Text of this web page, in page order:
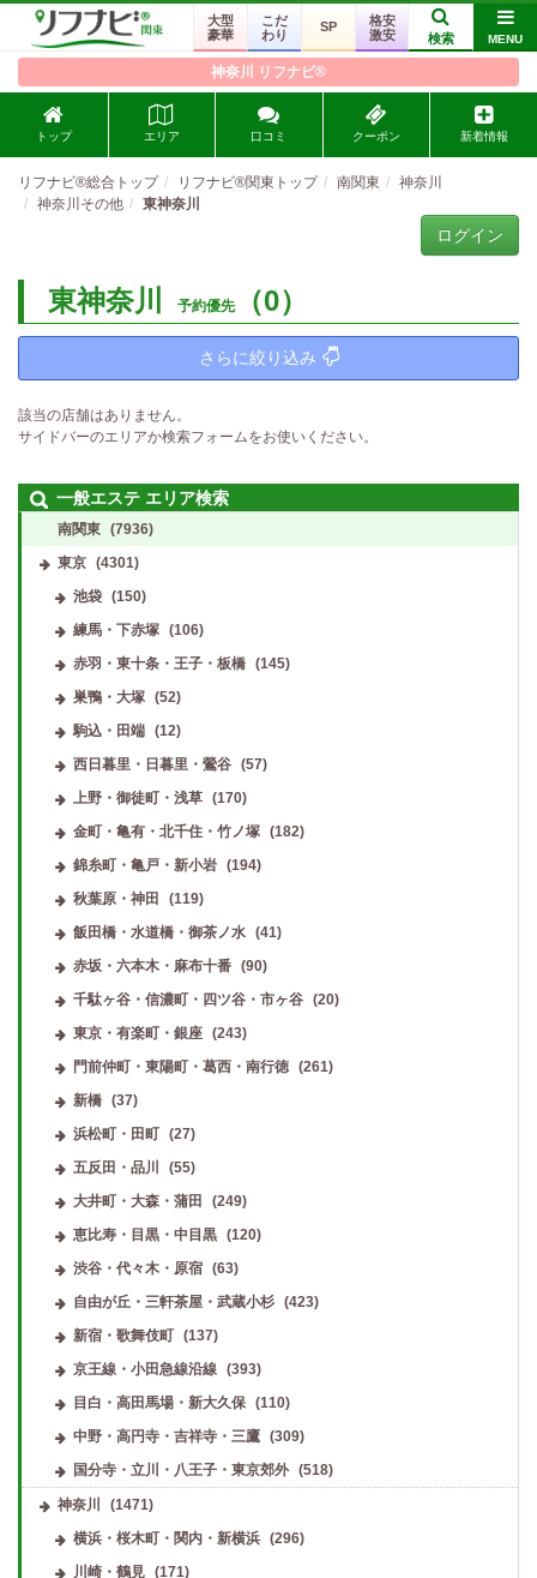
大型
豪華
こだ
わり
SP
格安
激安
検索 MENU
神奈川 リフナビ®
トップ エリア 口コミ クーポン 新着情報
リフナビ®総合トップ リフナビ®関東トップ 南関東
神奈川
神奈川その他
東神奈川
ログイン
東神奈川 予約優先 （0）
さらに絞り込み
該当の店舗はありません。
サイドバーのエリアか検索フォームをお使いください。
一般エステ エリア検索
南関東 (7936)
東京 (4301)
池袋
(150)
練馬・下赤塚
(106)
赤羽・東十条・王子・板橋
(145)
巣鴨・大塚
(52)
駒込・田端
(12)
西日暮里・日暮里・鶯谷
(57)
上野・御徒町・浅草
(170)
金町・亀有・北千住・竹ノ塚
(182)
錦糸町・亀戸・新小岩
(194)
秋葉原・神田
(119)
飯田橋・水道橋・御茶ノ水
(41)
赤坂・六本木・麻布十番
(90)
千駄ヶ谷・信濃町・四ツ谷・市ヶ谷
(20)
東京・有楽町・銀座
(243)
門前仲町・東陽町・葛西・南行徳
(261)
新橋
(37)
浜松町・田町
(27)
五反田・品川
(55)
大井町・大森・蒲田
(249)
恵比寿・目黒・中目黒
(120)
渋谷・代々木・原宿
(63)
自由が丘・三軒茶屋・武蔵小杉
(423)
新宿・歌舞伎町
(137)
京王線・小田急線沿線
(393)
目白・高田馬場・新大久保
(110)
中野・高円寺・吉祥寺・三鷹
(309)
国分寺・立川・八王子・東京郊外
(518)
神奈川
(1471)
横浜・桜木町・関内・新横浜
(296)
川崎・鶴見
(171)